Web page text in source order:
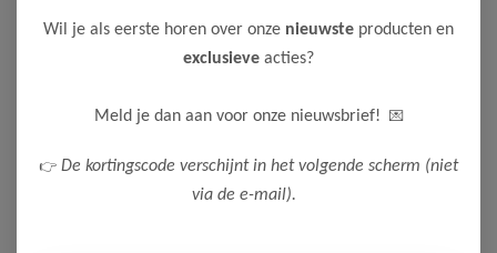
Whatsapp. We zullen je bericht zo snel mogelijk
Neem contact op
Wil je als eerste horen over onze nieuwste producten en
exclusieve acties?
Meld je dan aan voor onze nieuwsbrief! 💌
👉 De kortingscode verschijnt in het volgende scherm (niet
via de e-mail).